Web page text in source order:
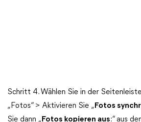
Schritt 4. Wählen Sie in der
„Fotos“ > Aktivieren Sie „ Fotos
Sie dann „ Fotos kopieren aus:“ aus